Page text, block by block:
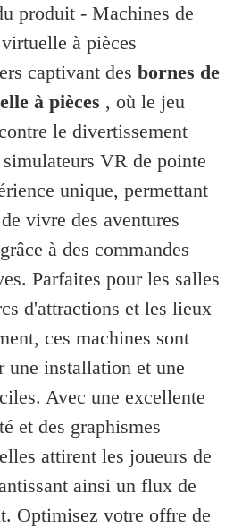
produit - Machines de
à pièces
captivant des bornes de
à pièces , où le jeu
le divertissement
VR de pointe
unique, permettant
vivre des aventures
à des commandes
Parfaites pour les salles
d'attractions et les lieux
ces machines sont
une installation et une
Avec une excellente
et des graphismes
attirent les joueurs de
ainsi un flux de
Optimisez votre offre de